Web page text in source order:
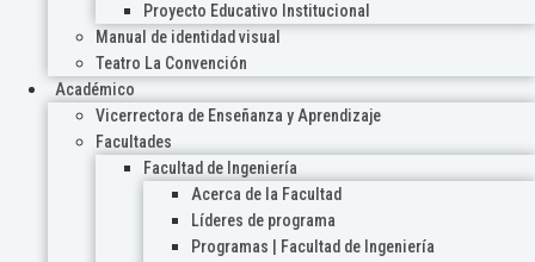
Proyecto Educativo Institucional
Manual de identidad visual
Teatro La Convención
Académico
Vicerrectora de Enseñanza y Aprendizaje
Facultades
Facultad de Ingeniería
Acerca de la Facultad
Líderes de programa
Programas | Facultad de Ingeniería